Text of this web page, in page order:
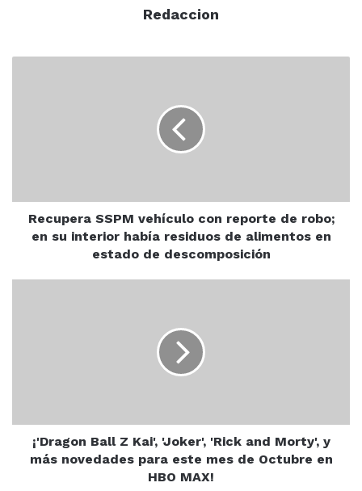
Redaccion
su
interior
había
Recupera SSPM vehículo con reporte de robo;
en su interior había residuos de alimentos en
estado de descomposición
y
novedades
¡'Dragon Ball Z Kai', 'Joker', 'Rick and Morty', y
más novedades para este mes de Octubre en
HBO MAX!